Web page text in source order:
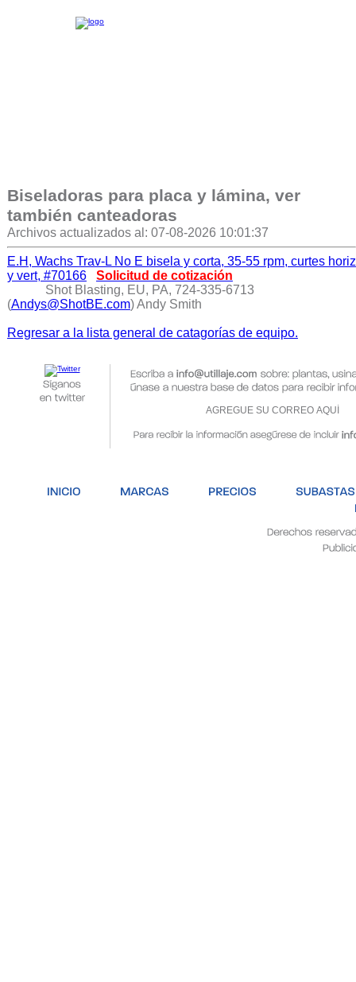
Biseladoras para placa y lámina, ver
también canteadoras
Archivos actualizados al: 07-08-2026 10:01:37
E.H, Wachs Trav-L No E bisela y corta, 35-55 rpm, curtes horiz
y vert, #70166
Solicitud de cotización
Shot Blasting, EU, PA, 724-335-6713
(Andys@ShotBE.com) Andy Smith
Regresar a la lista general de catagorías de equipo.